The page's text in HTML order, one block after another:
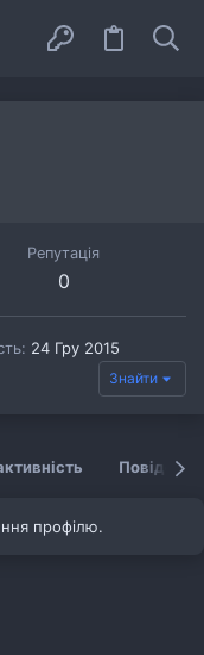
Репутація
0
24 Гру 2015
Знайти
профілю.